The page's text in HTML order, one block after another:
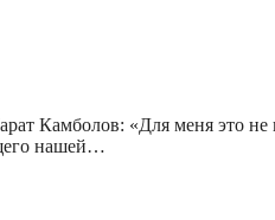
Камболов: «Для меня это не
нашей…